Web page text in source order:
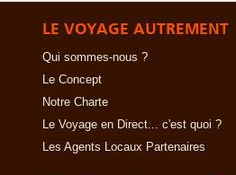
LE VOYAGE AUTREMENT
Qui sommes-nous ?
Le Concept
Notre Charte
Le Voyage en Direct... c'est quoi ?
Les Agents Locaux Partenaires